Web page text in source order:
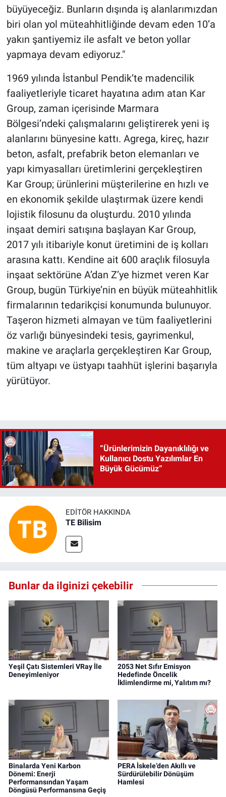
büyüyeceğiz. Bunların dışında iş alanlarımızdan
biri olan yol müteahhitliğinde devam eden 10’a
yakın şantiyemiz ile asfalt ve beton yollar
yapmaya devam ediyoruz."
1969 yılında İstanbul Pendik’te madencilik
faaliyetleriyle ticaret hayatına adım atan Kar
Group, zaman içerisinde Marmara
Bölgesi’ndeki çalışmalarını geliştirerek yeni iş
alanlarını bünyesine kattı. Agrega, kireç, hazır
beton, asfalt, prefabrik beton elemanları ve
yapı kimyasalları üretimlerini gerçekleştiren
Kar Group; ürünlerini müşterilerine en hızlı ve
en ekonomik şekilde ulaştırmak üzere kendi
lojistik filosunu da oluşturdu. 2010 yılında
inşaat demiri satışına başlayan Kar Group,
2017 yılı itibariyle konut üretimini de iş kolları
arasına kattı. Kendine ait 600 araçlık filosuyla
inşaat sektörüne A’dan Z’ye hizmet veren Kar
Group, bugün Türkiye’nin en büyük müteahhitlik
firmalarının tedarikçisi konumunda bulunuyor.
Taşeron hizmeti almayan ve tüm faaliyetlerini
öz varlığı bünyesindeki tesis, gayrimenkul,
makine ve araçlarla gerçekleştiren Kar Group,
tüm altyapı ve üstyapı taahhüt işlerini başarıyla
yürütüyor.
“Ürünlerimizin Dayanıklılığı ve
Kullanıcı Dostu Yazılımlar En
Büyük Gücümüz”
EDITÖR HAKKINDA
TE Bilisim
Bunlar da ilginizi çekebilir
Yeşil Çatı Sistemleri VRay İle
Deneyimleniyor
2053 Net Sıfır Emisyon
Hedefinde Öncelik
İklimlendirme mi, Yalıtım mı?
Binalarda Yeni Karbon
Dönemi: Enerji
Performansından Yaşam
Döngüsü Performansına Geçiş
PERA İskele’den Akıllı ve
Sürdürülebilir Dönüşüm
Hamlesi